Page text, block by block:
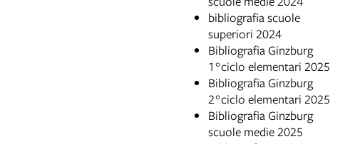
bibliografia scuole
superiori 2024
Bibliografia Ginzburg
1°ciclo elementari 2025
Bibliografia Ginzburg
2°ciclo elementari 2025
Bibliografia Ginzburg
scuole medie 2025